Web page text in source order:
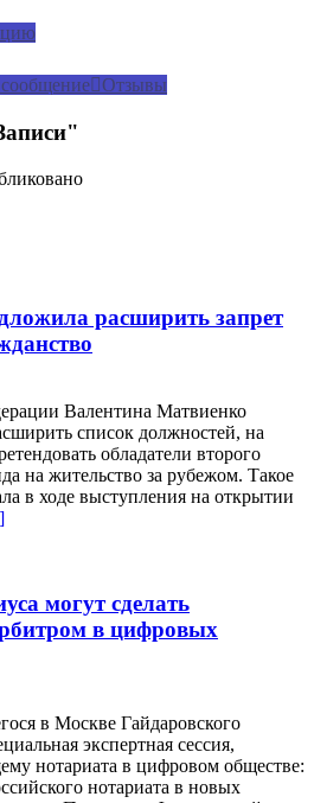
Отзывы
расширить запрет
Валентина Матвиенко
список должностей, на
обладатели второго
на жительство за рубежом. Такое
в ходе выступления на открытии
могут сделать
в цифровых
в Москве Гайдаровского
экспертная сессия,
нотариата в цифровом обществе:
нотариата в новых